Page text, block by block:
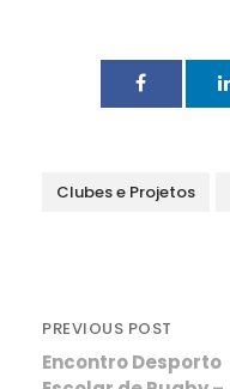
Clubes e Projetos
PREVIOUS POST
Encontro Desporto